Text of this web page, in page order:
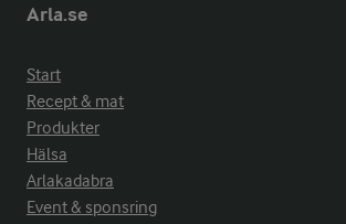
Arla.se
Start
Recept & mat
Produkter
Hälsa
Arlakadabra
Event & sponsring